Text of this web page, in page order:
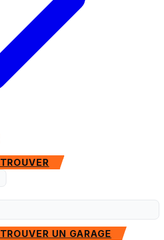
TROUVER
TROUVER UN GARAGE